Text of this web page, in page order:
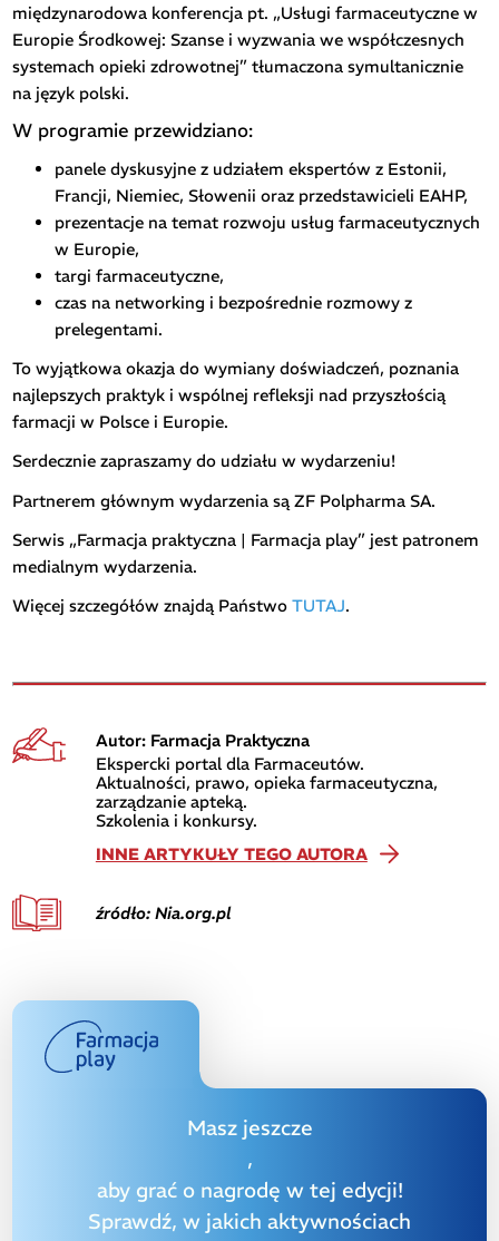
międzynarodowa konferencja pt. „Usługi farmaceutyczne w
Europie Środkowej: Szanse i wyzwania we współczesnych
systemach opieki zdrowotnej” tłumaczona symultanicznie
na język polski.
W programie przewidziano:
panele dyskusyjne z udziałem ekspertów z Estonii,
Francji, Niemiec, Słowenii oraz przedstawicieli EAHP,
prezentacje na temat rozwoju usług farmaceutycznych
w Europie,
targi farmaceutyczne,
czas na networking i bezpośrednie rozmowy z
prelegentami.
To wyjątkowa okazja do wymiany doświadczeń, poznania
najlepszych praktyk i wspólnej refleksji nad przyszłością
farmacji w Polsce i Europie.
Serdecznie zapraszamy do udziału w wydarzeniu!
Partnerem głównym wydarzenia są ZF Polpharma SA.
Serwis „Farmacja praktyczna | Farmacja play” jest patronem
medialnym wydarzenia.
Więcej szczegółów znajdą PaństwoTUTAJ.
Autor: Farmacja Praktyczna
Ekspercki portal dla Farmaceutów.
Aktualności, prawo, opieka farmaceutyczna,
zarządzanie apteką.
Szkolenia i konkursy.
INNE ARTYKUŁY TEGO AUTORA
źródło: Nia.org.pl
Masz jeszcze
,
aby grać o nagrodę w tej edycji!
Sprawdź, w jakich aktywnościach